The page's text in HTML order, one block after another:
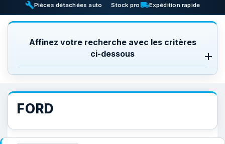
buildPièces détachées auto inventory_2
Stock prolocal_shippingExpédition rapide
Affinez votre recherche avec les critères
ci-dessous
FORD